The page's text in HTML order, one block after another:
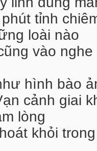
tỉnh
loài nào
vào nghe
hình bào
cảnh giai
lòng
khỏi